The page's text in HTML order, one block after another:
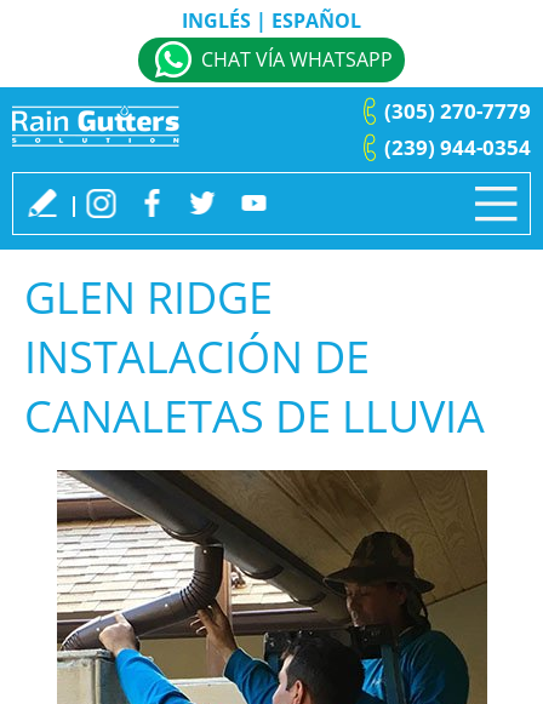
INGLÉS | ESPAÑOL
CHAT VÍA WHATSAPP
(239) 944-0354
(305) 270-7779
GLEN RIDGE
INSTALACIÓN DE
CANALETAS DE LLUVIA